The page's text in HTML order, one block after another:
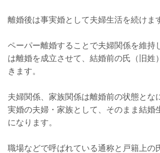
離婚後は事実婚として夫婦生活を続けま
ペーパー離婚することで夫婦関係を維持
は離婚を成立させて、結婚前の氏（旧姓
きます。
夫婦関係、家族関係は離婚前の状態とな
実婚の夫婦・家族として、そのまま結婚
になります。
職場などで呼ばれている通称と戸籍上の